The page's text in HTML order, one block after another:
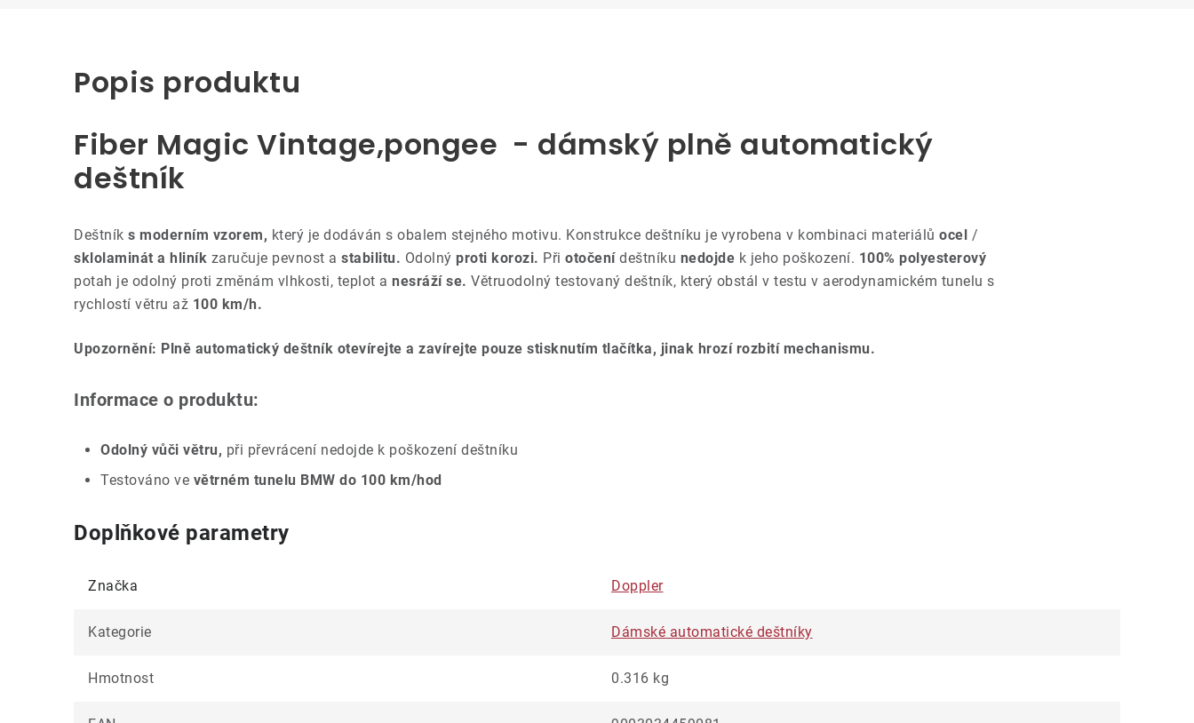
Popis produktu
Fiber Magic Vintage,pongee - dámský plně automatický
deštník
Deštník s moderním vzorem, který je dodáván s obalem stejného motivu. Konstrukce deštníku je vyrobena v kombinaci materiálů ocel /
sklolaminát a hliník zaručuje pevnost a stabilitu. Odolný proti korozi. Při otočenídeštníku nedojde k jeho poškození. 100% polyesterový
potah je odolný proti změnám vlhkosti, teplot a nesráží se. Větruodolný testovaný deštník, který obstál v testu v aerodynamickém tunelu s
rychlostí větru až 100 km/h.
Upozornění: Plně automatický deštník otevírejte a zavírejte pouze stisknutím tlačítka, jinak hrozí rozbití mechanismu.
Informace o produktu:
Odolný vůči větru, při převrácení nedojde k poškození deštníku
Testováno ve větrném tunelu BMW do 100 km/hod
Doplňkové parametry
Značka Doppler
Kategorie Dámské automatické deštníky
Hmotnost 0.316 kg